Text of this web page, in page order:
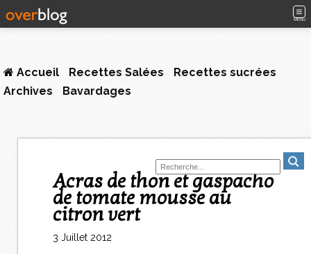
MENU
Accueil Recettes Salées
Recettes sucrées
Archives
Bavardages
Acras de thon et gaspacho
de tomate mousse au
citron vert
3 Juillet 2012